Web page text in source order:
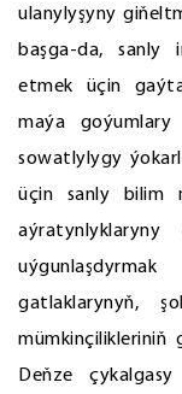
ulanylyşyny
başga-da, sanly
etmek üçin
maýa goýumlary
sowatlylygy
üçin sanly bilim
gatlaklarynyň,
mümkinçilikleriniň
Deňze